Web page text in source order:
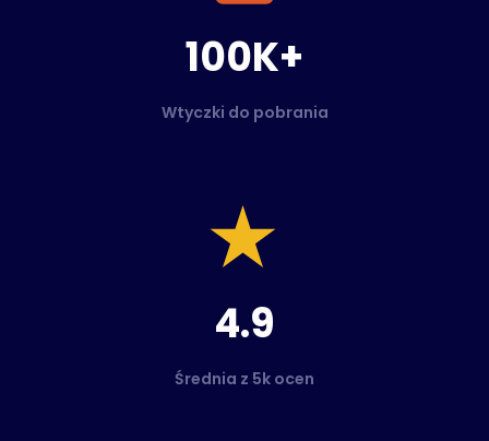
100K+
Wtyczki do pobrania
4.9
Średnia z 5k ocen